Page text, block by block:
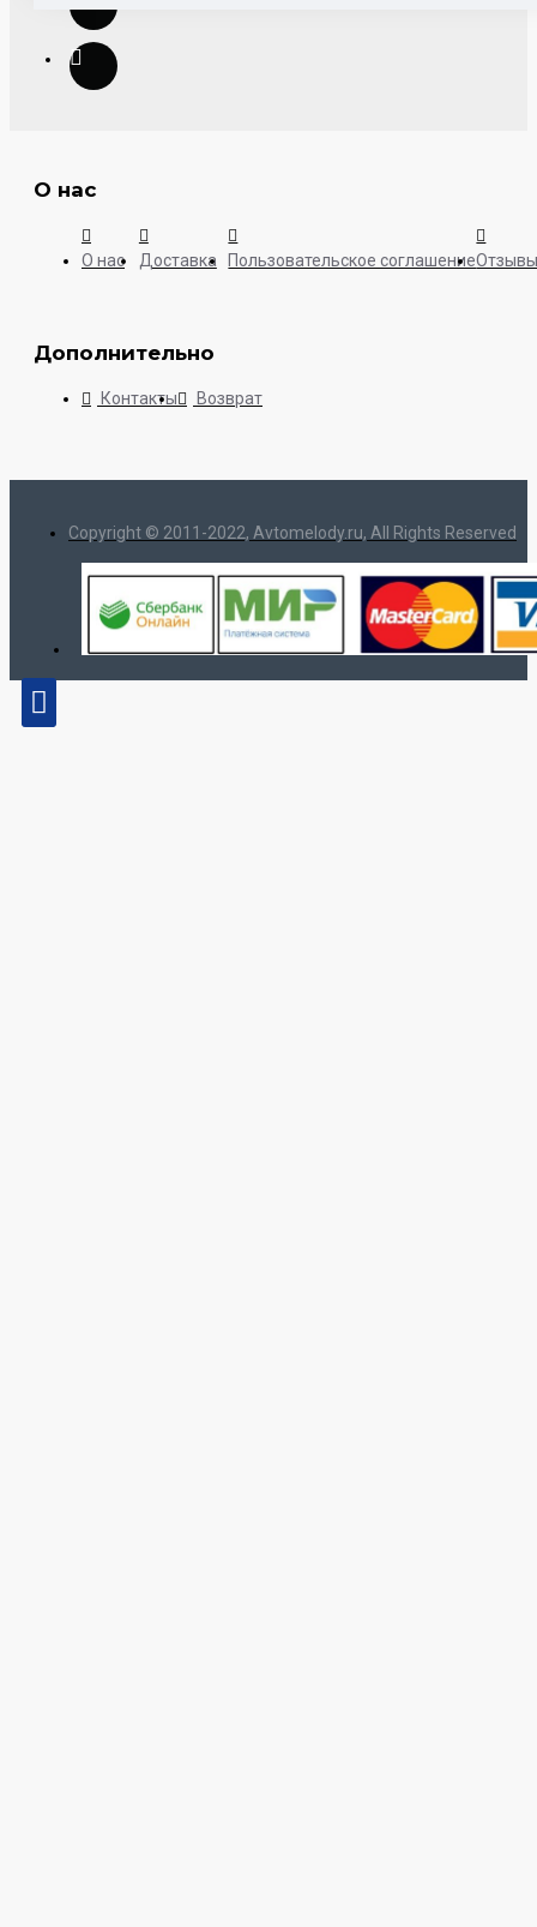
О нас
О нас Доставка Пользовательское соглашение
Дополнительно
Контакты Возврат
Copyright © 2011-2022, Avtomelody.ru, All Rights Reserved